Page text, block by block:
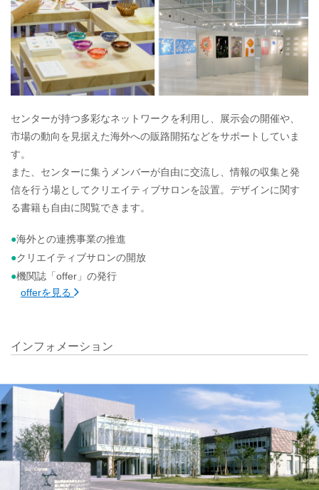
センターが持つ多彩なネットワークを利用し、展示会の開催や、
市場の動向を見据えた海外への販路開拓などをサポートしていま
す。
また、センターに集うメンバーが自由に交流し、情報の収集と発
信を行う場としてクリエイティブサロンを設置。デザインに関す
る書籍も自由に閲覧できます。
海外との連携事業の推進
クリエイティブサロンの開放
機関誌「offer」の発行
offerを見る
インフォメーション